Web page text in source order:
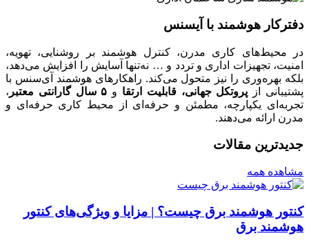
دفترکار هوشمند با آیسنس
در محیط‌های کاری مدرن، کنترل هوشمند بر روشنایی، تهویه،
امنیت، تجهیزات اداری و تردد و … نه‌تنها آسایش را افزایش می‌دهد،
بلکه بهره‌وری را نیز متحول می‌کند. راهکارهای هوشمند آی‌سنس با
پشتیبانی از پروتکل جهانی، قابلیت ارتقا و ۵ سال گارانتی معتبر
،
تجربه‌ای یکپارچه، مطمئن و حرفه‌ای از محیط کاری حرفه‌ای و
مدرن ارائه می‌دهند.
جدیدترین مقالات
مشاهده همه
کنتور هوشمند برق چیست؟ | مزایا و ویژگی‌های کنتور
هوشمند برق